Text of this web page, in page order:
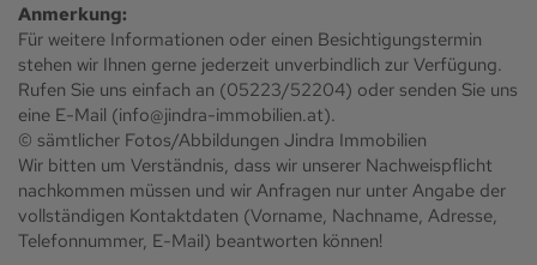
Anmerkung:
Für weitere Informationen oder einen Besichtigungstermin
stehen wir Ihnen gerne jederzeit unverbindlich zur Verfügung.
Rufen Sie uns einfach an (05223/52204) oder senden Sie uns
eine E-Mail (info@jindra-immobilien.at).
© sämtlicher Fotos/Abbildungen Jindra Immobilien
Wir bitten um Verständnis, dass wir unserer Nachweispflicht
nachkommen müssen und wir Anfragen nur unter Angabe der
vollständigen Kontaktdaten (Vorname, Nachname, Adresse,
Telefonnummer, E-Mail) beantworten können!